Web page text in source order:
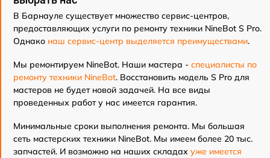
В Барнауле существует множество сервис-центров,
предоставляющих услуги по ремонту техники NineBot S Pro.
Однако наш сервис-центр выделяется преимуществами.
Мы ремонтируем NineBot. Наши мастера - специалисты по
ремонту техники NineBot. Восстановить модель S Pro для
мастеров не будет новой задачей. На все виды
проведенных работ у нас имеется гарантия.
Минимальные сроки выполнения ремонта. Мы большая
сеть мастерских техники NineBot. Мы имеем более 20 тыс.
запчастей. И возможно на наших складах уже имеется